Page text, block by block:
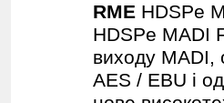
RME HDSPe
HDSPe MADI
виходу MADI,
AES / EBU і